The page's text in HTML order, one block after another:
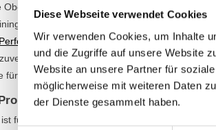
Diese Webseite verwendet Cookies
Wir verwenden Cookies, um Inhalte
und die Zugriffe auf unsere Website
Website an unsere Partner für
möglicherweise mit weiteren Daten
der Dienste gesammelt haben.
gezielt und effektiv
das für maximale Muskelaktivierung
bietet die Qualität und
Gerät für Ihr Fitnessstudio
für
Krafttraining .
Leg Curl AP6
für Leistung und Langlebigkeit gebaut. Mit